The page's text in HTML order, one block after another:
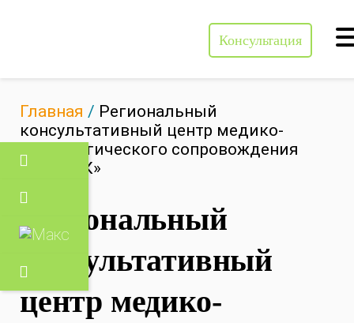
Консультация
Консультация
Главная / Региональный
консультативный центр медико-
психологического сопровождения
«РОСТОК»
Региональный
консультативный
центр медико-